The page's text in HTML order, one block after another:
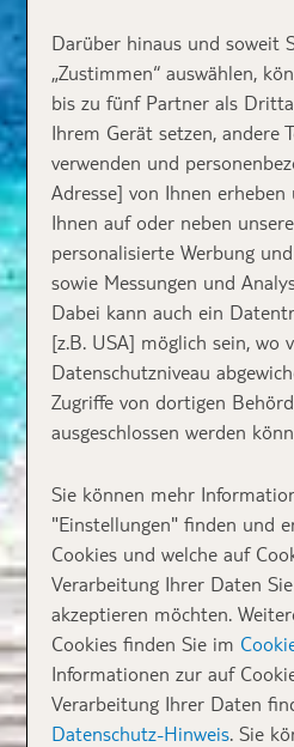
Darüber hinaus und soweit
„Zustimmen“ auswählen,
bis zu fünf Partner als
Ihrem Gerät setzen, andere
verwenden und
Adresse] von Ihnen
Ihnen auf oder neben
personalisierte Werbung
sowie Messungen und
Dabei kann auch ein
[z.B. USA] möglich sein, wo
Datenschutzniveau
Zugriffe von dortigen
ausgeschlossen werden
Sie können mehr
"Einstellungen" finden und
Cookies und welche auf
Verarbeitung Ihrer Daten
akzeptieren möchten.
Cookies finden Sie im
Informationen zur auf
Verarbeitung Ihrer Daten
Datenschutz-Hinweis. Sie